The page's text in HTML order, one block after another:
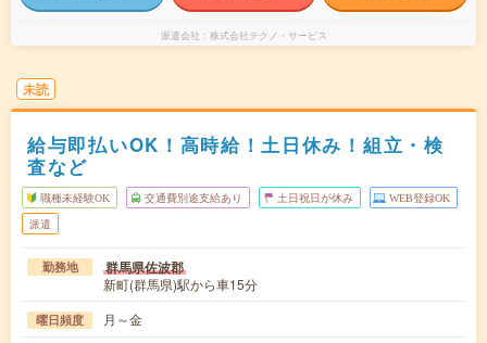
派遣会社 株式会社テクノ・サービス
未読
給与即払いOK！高時給！土日休み！組立・検
査など
職種未経験OK 交通費別途支給あり 土日祝日が休み WEB登録OK
派遣
勤務地 群馬県佐波郡
新町(群馬県)駅から車15分
曜日頻度 月～金